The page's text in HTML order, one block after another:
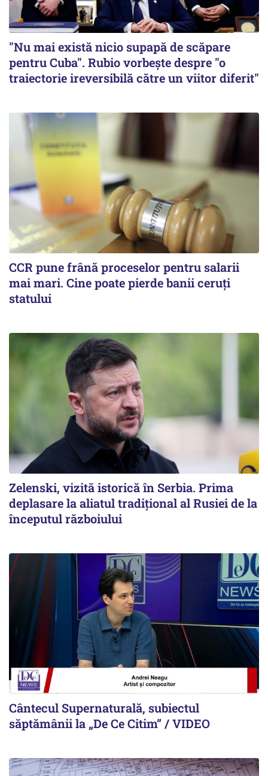
"Nu mai există nicio supapă de scăpare
pentru Cuba". Rubio vorbește despre "o
traiectorie ireversibilă către un viitor diferit"
CCR pune frână proceselor pentru salarii
mai mari. Cine poate pierde banii ceruți
statului
Zelenski, vizită istorică în Serbia. Prima
deplasare la aliatul tradițional al Rusiei de la
începutul războiului
Cântecul Supernaturală, subiectul
săptămânii la „De Ce Citim” / VIDEO